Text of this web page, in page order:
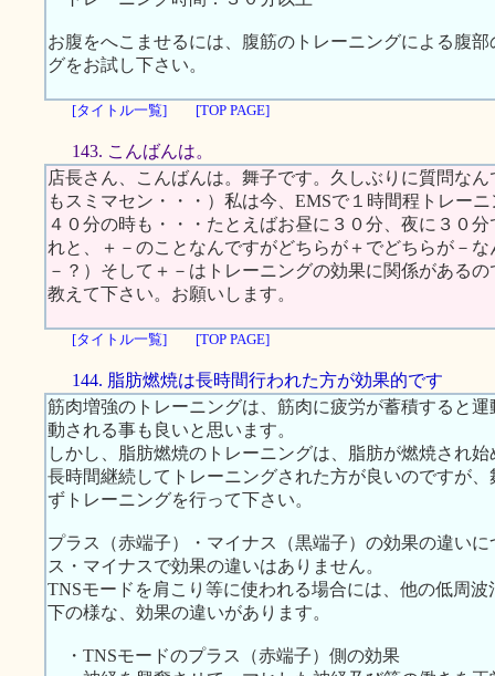
お腹をへこませるには、腹筋のトレーニングによる腹
グをお試し下さい。
[タイトル一覧] [TOP PAGE]
143. こんばんは。
店長さん、こんばんは。舞子です。久しぶりに質問な
もスミマセン・・・）私は今、EMSで１時間程トレー
４０分の時も・・・たとえばお昼に３０分、夜に３０
れと、＋－のことなんですがどちらが＋でどちらが－
－？）そして＋－はトレーニングの効果に関係がある
教えて下さい。お願いします。
[タイトル一覧] [TOP PAGE]
144. 脂肪燃焼は長時間行われた方が効果的です
筋肉増強のトレーニングは、筋肉に疲労が蓄積すると
動される事も良いと思います。
しかし、脂肪燃焼のトレーニングは、脂肪が燃焼され
長時間継続してトレーニングされた方が良いのですが
ずトレーニングを行って下さい。
プラス（赤端子）・マイナス（黒端子）の効果の違い
ス・マイナスで効果の違いはありません。
TNSモードを肩こり等に使われる場合には、他の低周
下の様な、効果の違いがあります。
・TNSモードのプラス（赤端子）側の効果